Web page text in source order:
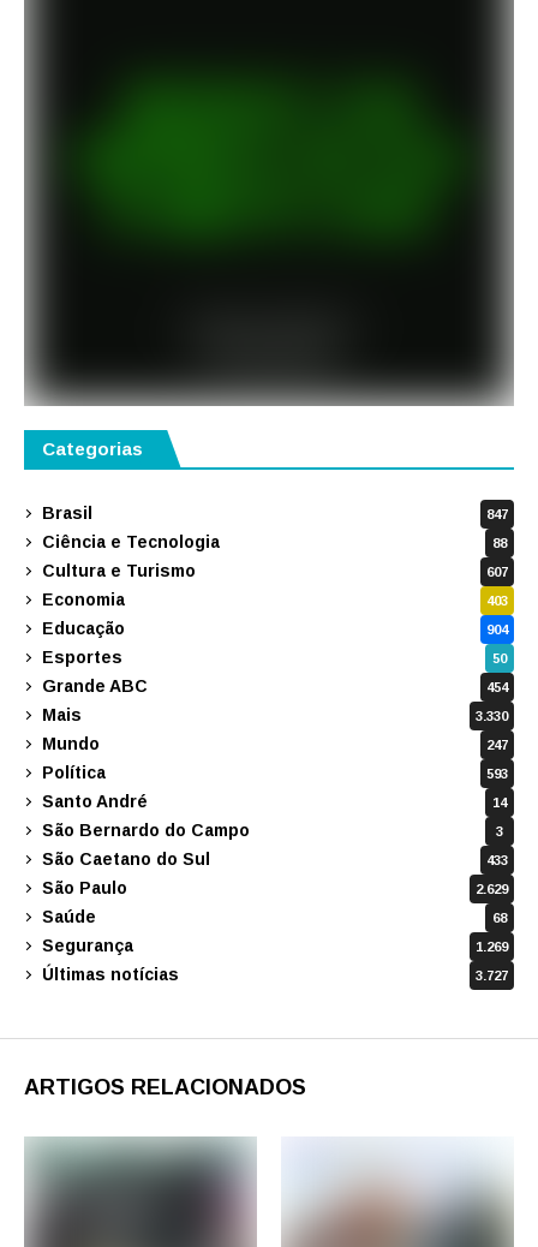
Categorias
Brasil 847
Ciência e Tecnologia 88
Cultura e Turismo 607
Economia 403
Educação 904
Esportes 50
Grande ABC 454
Mais 3.330
Mundo 247
Política 593
Santo André 14
São Bernardo do Campo 3
São Caetano do Sul 433
São Paulo 2.629
Saúde 68
Segurança 1.269
Últimas notícias 3.727
ARTIGOS RELACIONADOS